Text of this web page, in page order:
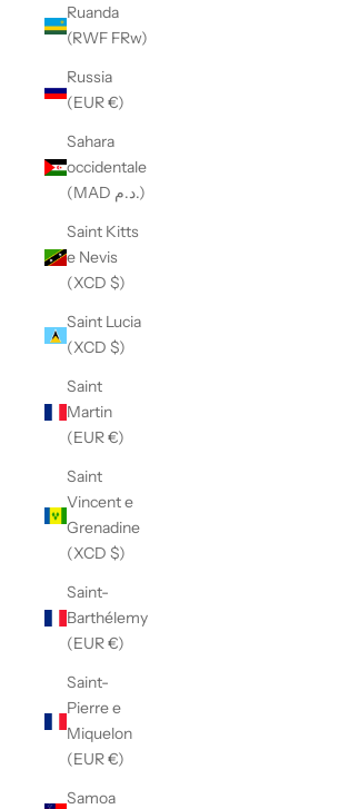
Ruanda
(RWF FRw)
Russia
(EUR €)
Sahara
occidentale
(MAD د.م.)
Saint Kitts
e Nevis
(XCD $)
Saint Lucia
(XCD $)
Saint
Martin
(EUR €)
Saint
Vincent e
Grenadine
(XCD $)
Saint-
Barthélemy
(EUR €)
Saint-
Pierre e
Miquelon
(EUR €)
Samoa